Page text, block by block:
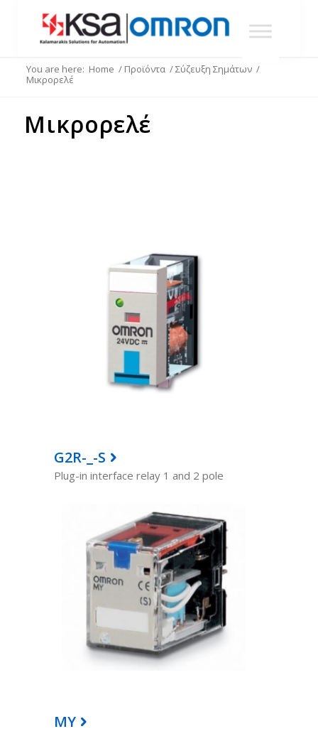
You are here: Home / Προϊόντα /Σύζευξη Σημάτων /
Μικρορελέ
Μικρορελέ
G2R-_-S
Plug-in interface relay 1 and 2 pole
MY